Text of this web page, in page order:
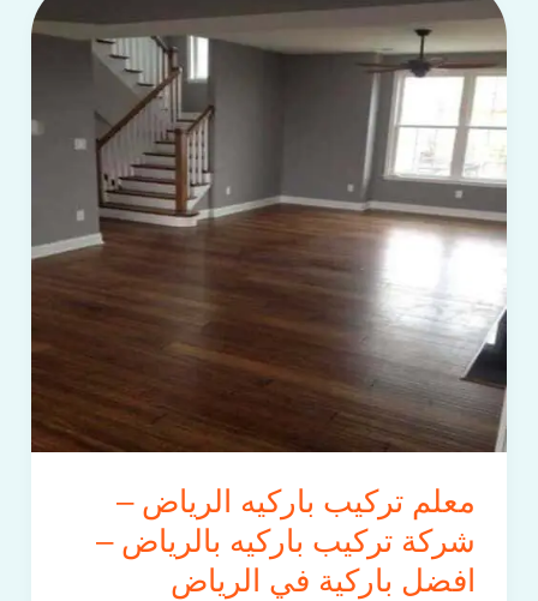
معلم تركيب باركيه الرياض –
شركة تركيب باركيه بالرياض –
افضل باركية في الرياض
تركيب
باركيه
الرياض
–
شركة
تركيب
باركيه
بالرياض
–
افضل
باركية
في